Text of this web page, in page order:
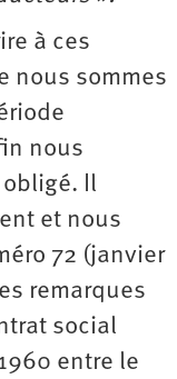
à ces
nous sommes
nous
Il
et nous
72 (janvier
remarques
social
entre le